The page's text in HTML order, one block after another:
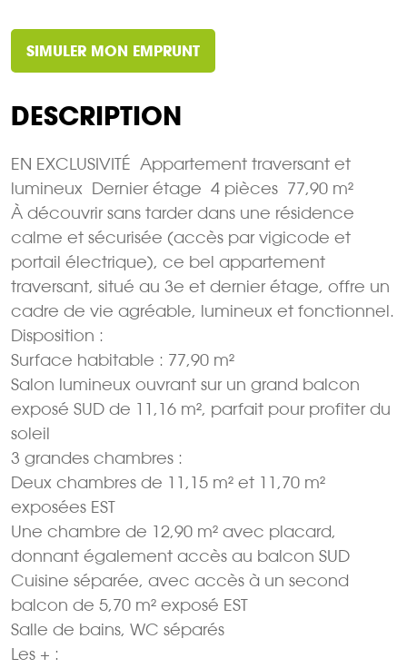
SIMULER MON EMPRUNT
DESCRIPTION
EN EXCLUSIVITÉ  Appartement traversant et
lumineux  Dernier étage  4 pièces  77,90 m²
À découvrir sans tarder dans une résidence
calme et sécurisée (accès par vigicode et
portail électrique), ce bel appartement
traversant, situé au 3e et dernier étage, offre un
cadre de vie agréable, lumineux et fonctionnel.
Disposition :
Surface habitable : 77,90 m²
Salon lumineux ouvrant sur un grand balcon
exposé SUD de 11,16 m², parfait pour profiter du
soleil
3 grandes chambres :
Deux chambres de 11,15 m² et 11,70 m²
exposées EST
Une chambre de 12,90 m² avec placard,
donnant également accès au balcon SUD
Cuisine séparée, avec accès à un second
balcon de 5,70 m² exposé EST
Salle de bains, WC séparés
Les + :